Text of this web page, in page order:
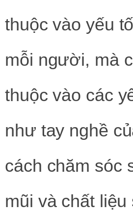
thuộc vào yếu
mỗi người, mà
thuộc vào các
như tay nghề
cách chăm sóc
mũi và chất